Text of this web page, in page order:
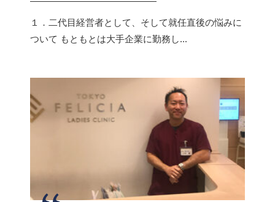
１．二代目経営者として、そして就任直後の悩みに
ついて もともとは大手企業に勤務し...